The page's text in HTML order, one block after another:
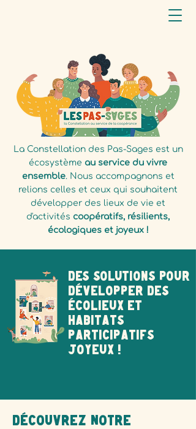
La Constellation des Pas-Sages est un
écosystème au service du vivre
ensemble. Nous accompagnons et
relions celles et ceux qui souhaitent
développer des lieux de vie et
d'activités coopératifs, résilients,
écologiques et joyeux !
DES SOLUTIONS POUR
Développer des
écolieux et
habitats
participatifs
joyeux !
Découvrez notre